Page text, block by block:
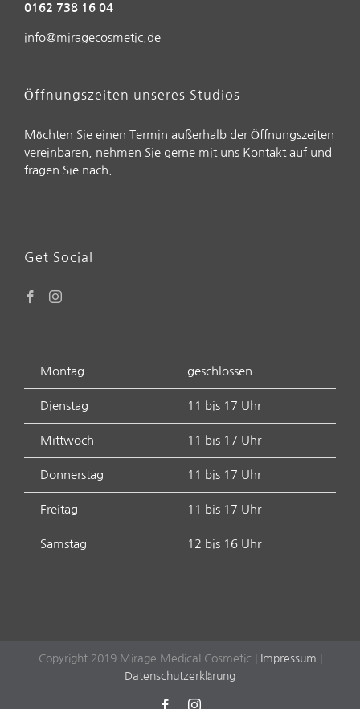
0162 738 16 04
info@miragecosmetic.de
Öffnungszeiten unseres Studios
Möchten Sie einen Termin außerhalb der Öffnungszeiten
vereinbaren, nehmen Sie gerne mit uns Kontakt auf und
fragen Sie nach.
Get Social
Montag geschlossen
Dienstag 11 bis 17 Uhr
Mittwoch 11 bis 17 Uhr
Donnerstag 11 bis 17 Uhr
Freitag 11 bis 17 Uhr
Samstag 12 bis 16 Uhr
Copyright 2019 Mirage Medical Cosmetic | Impressum
Datenschutzerklärung
FacebookInstagram